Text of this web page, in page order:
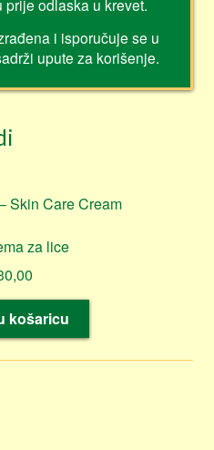
odlaska u krevet.
i isporučuje se u
upute za korišenje.
za lice
košaricu